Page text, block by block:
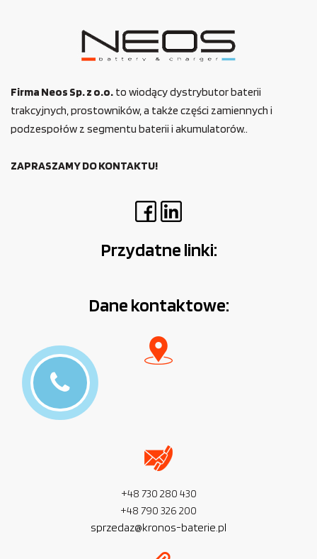
Firma Neos Sp. z o.o. to wiodący dystrybutor baterii
trakcyjnych, prostowników, a także części zamiennych i
podzespołów z segmentu baterii i akumulatorów..
ZAPRASZAMY DO KONTAKTU!
Przydatne linki:
Dane kontaktowe:
+48 730 280 430
+48 790 326 200
sprzedaz@kronos-baterie.pl